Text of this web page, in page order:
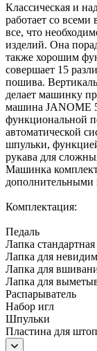
Классическая и
работает со
все, что
изделий. Она
также хорошим
совершает 15
пошива.
делает машинку
машина JANOME
функциональной
автоматической
шпульки,
рукава для
Машинка
дополнительными
Комплектация:
Педаль
Лапка стандартная
Лапка для
Лапка для
Лапка для
Распарыватель
Набор игл
Шпульки
Пластина для